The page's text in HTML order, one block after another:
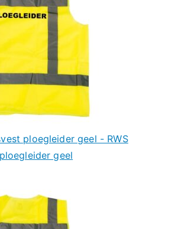
ploegleider geel - RWS
geel